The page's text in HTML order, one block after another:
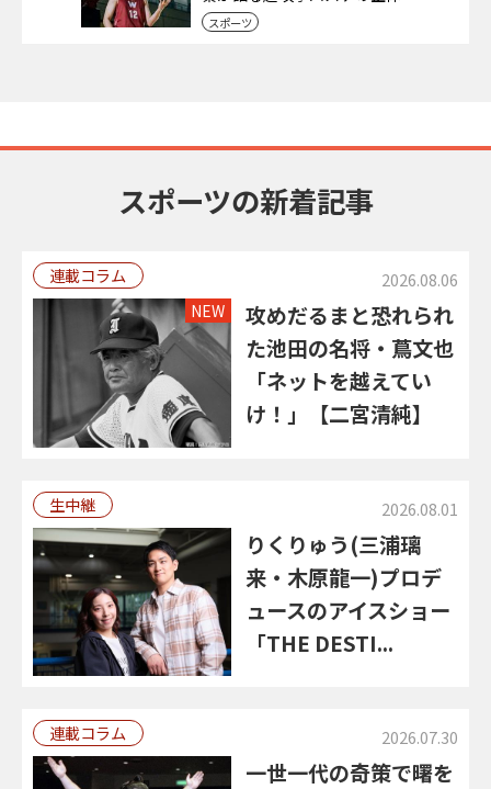
スポーツ
スポーツの新着記事
連載コラム 2026.08.06
NEW
攻めだるまと恐れられ
た池田の名将・蔦文也
「ネットを越えてい
け！」【二宮清純】
生中継 2026.08.01
りくりゅう(三浦璃
来・木原龍一)プロデ
ュースのアイスショー
「THE DESTI...
連載コラム 2026.07.30
一世一代の奇策で曙を